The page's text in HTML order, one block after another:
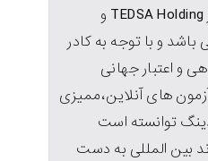
دهندگان سیستم ابتکار TEDSA Holding و
و با توجه به کادر
و اعتبار جهانی
های آنلاین،ممیزی
توانسته است
بین المللی به دست